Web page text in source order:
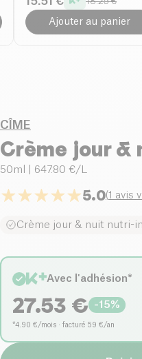
Ajouter au panier
CÎME
Crème jour
50ml | 647.80 €/L
5.0(1 avis
Crème jour & nuit nutri-
Avec l'adhésion*
27.53 € -15%
*4.90 €/mois · facturé 59 €/an